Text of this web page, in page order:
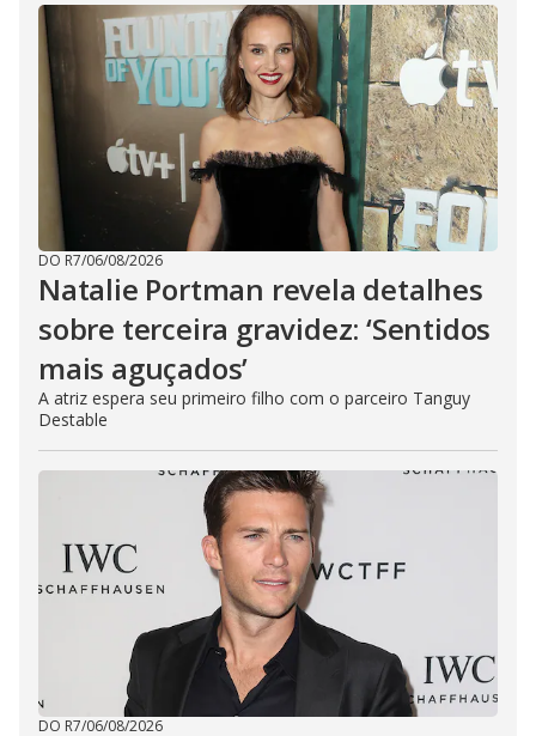
DO R7/06/08/2026
Natalie Portman revela detalhes
sobre terceira gravidez: ‘Sentidos
mais aguçados’
A atriz espera seu primeiro filho com o parceiro Tanguy
Destable
DO R7/06/08/2026